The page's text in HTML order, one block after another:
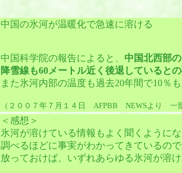
中国の氷河が温暖化で急速に溶ける
中国科学院の報告によると、 中国北西部
降雪線も60メートル近く後退していると
また氷河内部の温度も過去20年間で10％
（２００７年７月１４日 AFPBB NEWSより 一
＜感想＞
氷河が溶けている情報もよく聞くように
調べるほどに事実がわかってきているの
放っておけば、いずれあらゆる氷河が溶